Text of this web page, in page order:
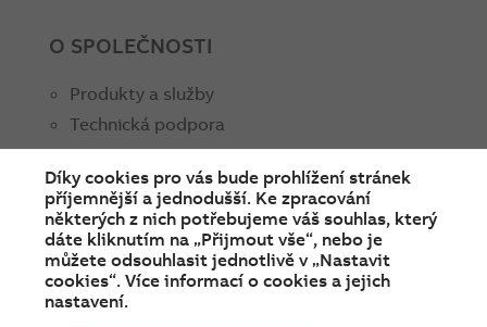
O SPOLEČNOSTI
Produkty a služby
Technická podpora
Obchodní kontakty
ABB ČR
O nás
Média
Soutěže a prodejní akce
Díky cookies pro vás bude prohlížení stránek
příjemnější a jednodušší. Ke zpracování
některých z nich potřebujeme váš souhlas, který
dáte kliknutím na „Přijmout vše“, nebo je
můžete odsouhlasit jednotlivě v „Nastavit
cookies“. Více informací o cookies a jejich
nastavení.